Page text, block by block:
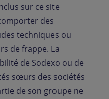
sur ce site
des
techniques ou
de frappe. La
de Sodexo ou de
sœurs des sociétés
de son groupe ne